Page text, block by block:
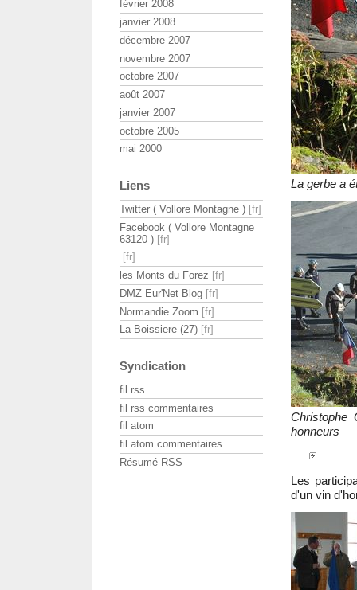
La gerbe a
Christophe
honneurs
Les
d'un vin
février 2008
janvier 2008
décembre 2007
novembre 2007
octobre 2007
août 2007
janvier 2007
octobre 2005
mai 2000
Liens
Twitter ( Vollore Montagne )
Facebook ( Vollore Montagne
63120 )
les Monts du Forez
DMZ Eur'Net Blog
Normandie Zoom
La Boissiere (27)
Syndication
fil rss
fil rss commentaires
fil atom
fil atom commentaires
Résumé RSS